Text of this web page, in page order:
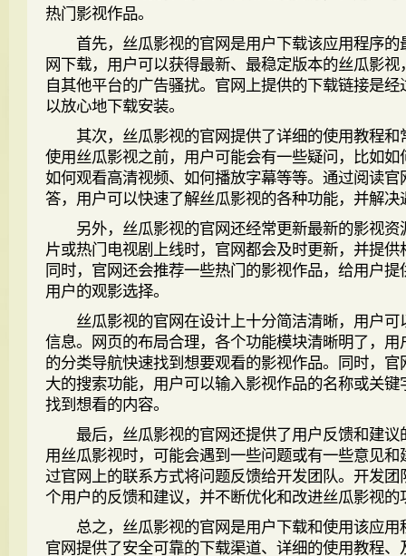
热门影视作品。
首先，丝瓜影视的官网是用户下载该应用程序的
网下载，用户可以获得最新、最稳定版本的丝瓜影
自其他平台的广告骚扰。官网上提供的下载链接是
以放心地下载安装。
其次，丝瓜影视的官网提供了详细的使用教程和
使用丝瓜影视之前，用户可能会有一些疑问，比如
如何观看高清视频、如何播放字幕等等。通过阅读官
答，用户可以快速了解丝瓜影视的各种功能，并解决
另外，丝瓜影视的官网还经常更新最新的影视资
片或热门电视剧上线时，官网都会及时更新，并提
同时，官网还会推荐一些热门的影视作品，给用户
用户的观影选择。
丝瓜影视的官网在设计上十分简洁清晰，用户可
信息。网页的布局合理，各个功能模块清晰明了，
的分类导航快速找到想要观看的影视作品。同时，
大的搜索功能，用户可以输入影视作品的名称或关
找到想看的内容。
最后，丝瓜影视的官网还提供了用户反馈和建议
用丝瓜影视时，可能会遇到一些问题或有一些意见
过官网上的联系方式将问题反馈给开发团队。开发
个用户的反馈和建议，并不断优化和改进丝瓜影视的
总之，丝瓜影视的官网是用户下载和使用该应用
官网提供了安全可靠的下载渠道、详细的使用教程